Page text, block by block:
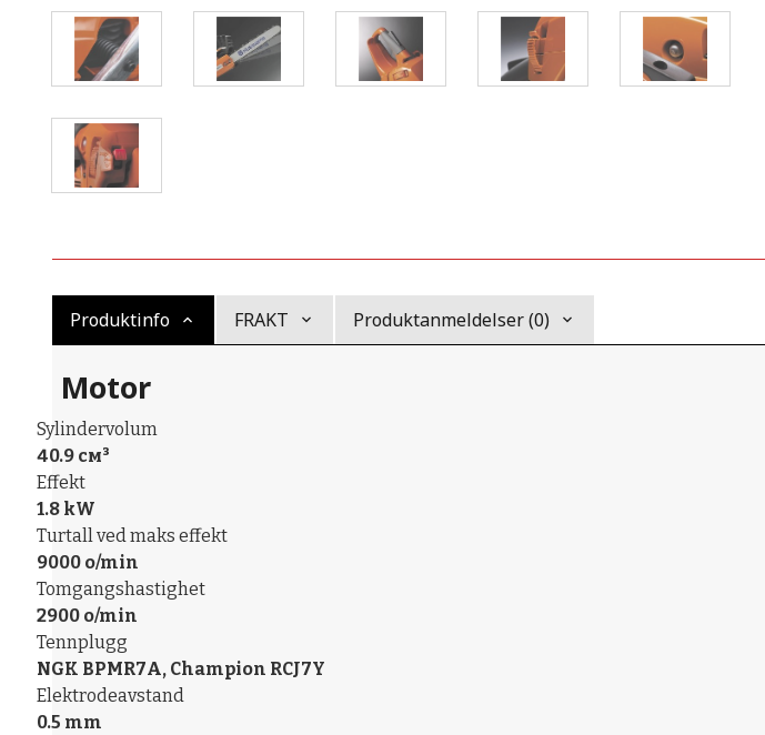
Produktinfo FRAKT Produktanmeldelser (0)
Motor
Sylindervolum
40.9 см³
Effekt
1.8 kW
Turtall ved maks effekt
9000 o/min
Tomgangshastighet
2900 o/min
Tennplugg
NGK BPMR7A, Champion RCJ7Y
Elektrodeavstand
0.5 mm